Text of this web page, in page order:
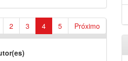
2 3 4 5 Próximo